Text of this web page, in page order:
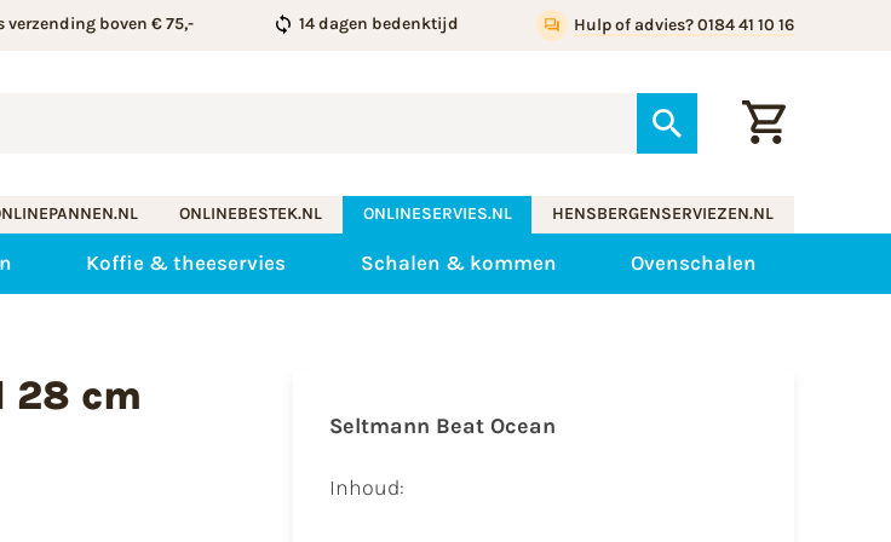
verzending boven € 75,- 14 dagen bedenktijd Hulp of advies? 0184 41 10 16
ONLINEBESTEK.NL ONLINESERVIES.NL HENSBERGENSERVIEZEN.NL
Koffie & theeservies Schalen & kommen Ovenschalen
28 cm
Seltmann Beat Ocean
Inhoud: